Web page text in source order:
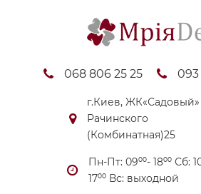
068 806 25 25 093
г.Киев, ЖК«Садовый»
Рачинского
(Комбинатная)25
Пн-Пт: 09⁰⁰- 18⁰⁰ Сб:
17⁰⁰ Вс: выходной